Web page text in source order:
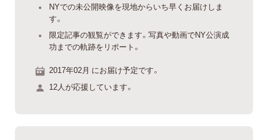
NYでの未公開映像を現地からいち早くお届けしま
す。
限定記事の観覧ができます。写真や動画でNY公演成
功までの軌跡をリポート。
2017年02月 にお届け予定です。
12人が応援しています。